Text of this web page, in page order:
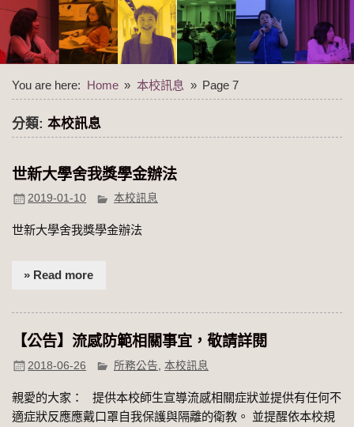
You are here: Home 本校訊息 Page 7
分類:本校訊息
世新大學舍我獎學金辦法
2019-01-10 本校訊息
世新大學舍我獎學金辦法
» Read more
【公告】流感防範相關事宜，敬請詳閱
2018-06-26 所務公告 ,本校訊息
親愛的大家： ​提供本校師生宣導流感相關症狀並​提供​有任何不
適症狀反應應戴口罩自我保護與隔離​的​​衛教​。 ​並提醒依本校規